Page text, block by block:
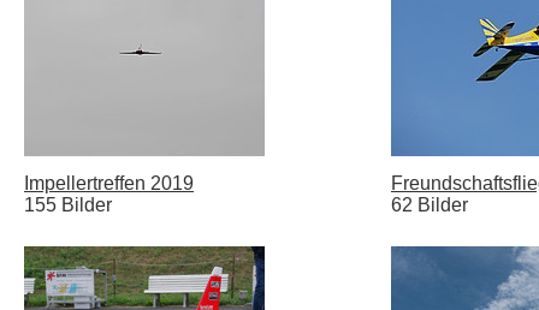
Impellertreffen 2019
155 Bilder
62 Bilder